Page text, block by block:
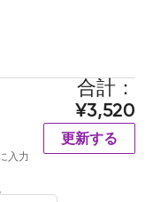
入力
合計
3,520
更新する